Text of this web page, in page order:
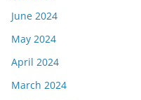
June 2024
May 2024
April 2024
March 2024